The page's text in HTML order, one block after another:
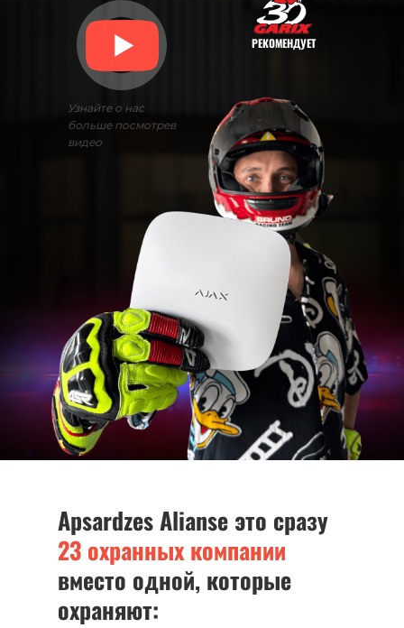
Узнайте о нас
больше посмотрев
видео
РЕКОМЕНДУЕТ
Apsardzes Alianse это сразу
23 охранных компании
вместо одной, которые
охраняют: